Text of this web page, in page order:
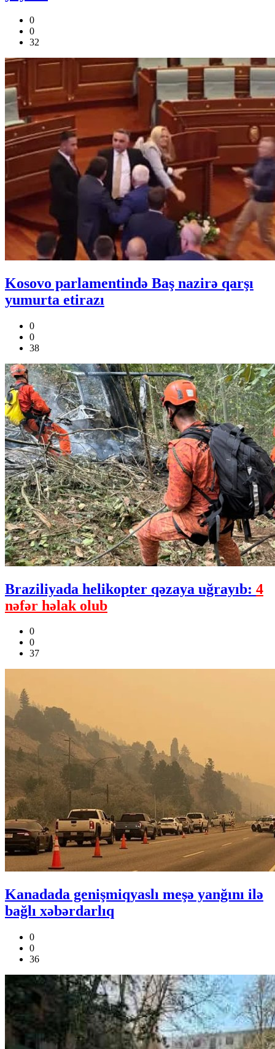
0
0
32
Kosovo parlamentində Baş nazirə qarşı
yumurta etirazı
0
0
38
Braziliyada helikopter qəzaya uğrayıb: 4
nəfər həlak olub
0
0
37
Kanadada genişmiqyaslı meşə yanğını ilə
bağlı xəbərdarlıq
0
0
36